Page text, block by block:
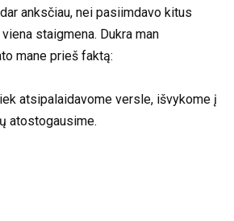
anksčiau, nei pasiimdavo kitus
staigmena. Dukra man
mane prieš faktą:
atsipalaidavome versle, išvykome į
atostogausime.